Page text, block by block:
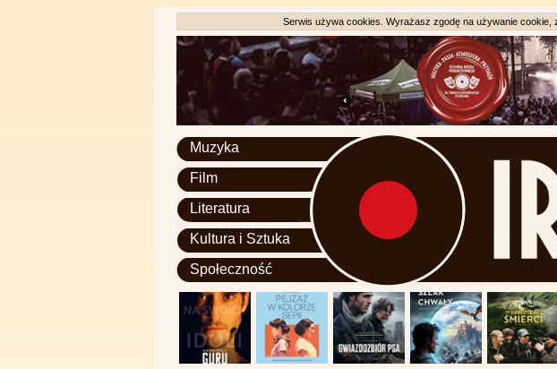
Serwis używa cookies. Wyrażasz zgodę na używanie cookie,
Muzyka
Film
Literatura
Kultura i Sztuka
Społeczność